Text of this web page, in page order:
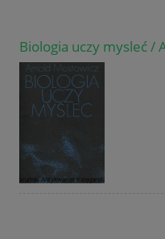
Biologia uczy mysleć /